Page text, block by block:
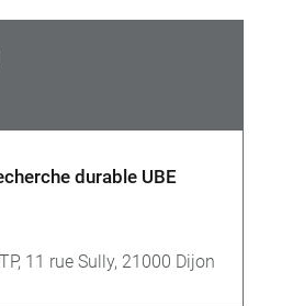
durable UBE
11 rue Sully, 21000 Dijon